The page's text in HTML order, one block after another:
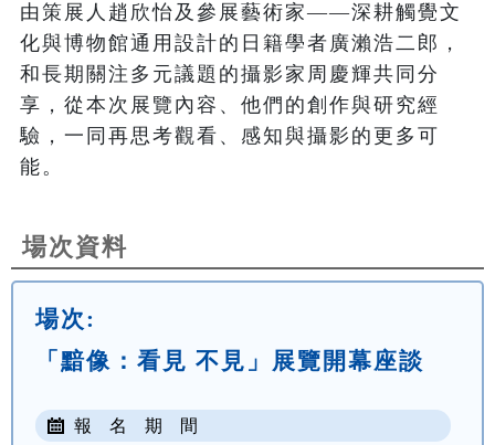
由策展人趙欣怡及參展藝術家——深耕觸覺文
化與博物館通用設計的日籍學者廣瀨浩二郎，
和長期關注多元議題的攝影家周慶輝共同分
享，從本次展覽內容、他們的創作與研究經
驗，一同再思考觀看、感知與攝影的更多可
能。
場次資料
場次:
「黯像：看見 不見」展覽開幕座談
報 名 期 間